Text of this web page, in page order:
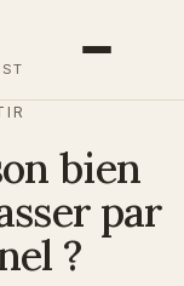
bien
par
?